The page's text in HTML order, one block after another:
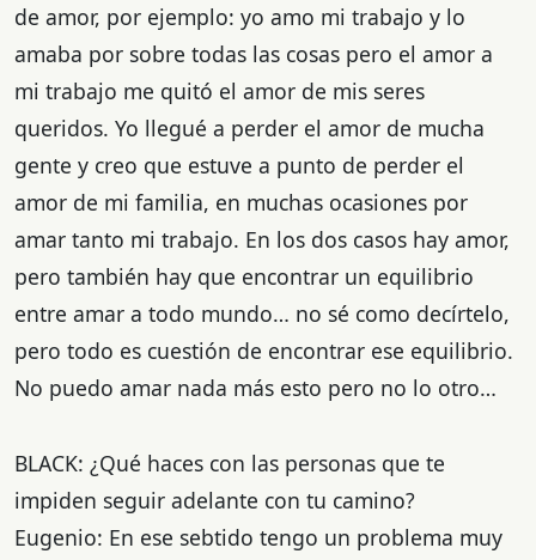
de amor, por ejemplo: yo amo mi trabajo y lo
amaba por sobre todas las cosas pero el amor a
mi trabajo me quitó el amor de mis seres
queridos. Yo llegué a perder el amor de mucha
gente y creo que estuve a punto de perder el
amor de mi familia, en muchas ocasiones por
amar tanto mi trabajo. En los dos casos hay amor,
pero también hay que encontrar un equilibrio
entre amar a todo mundo… no sé como decírtelo,
pero todo es cuestión de encontrar ese equilibrio.
No puedo amar nada más esto pero no lo otro…
BLACK: ¿Qué haces con las personas que te
impiden seguir adelante con tu camino?
Eugenio: En ese sebtido tengo un problema muy